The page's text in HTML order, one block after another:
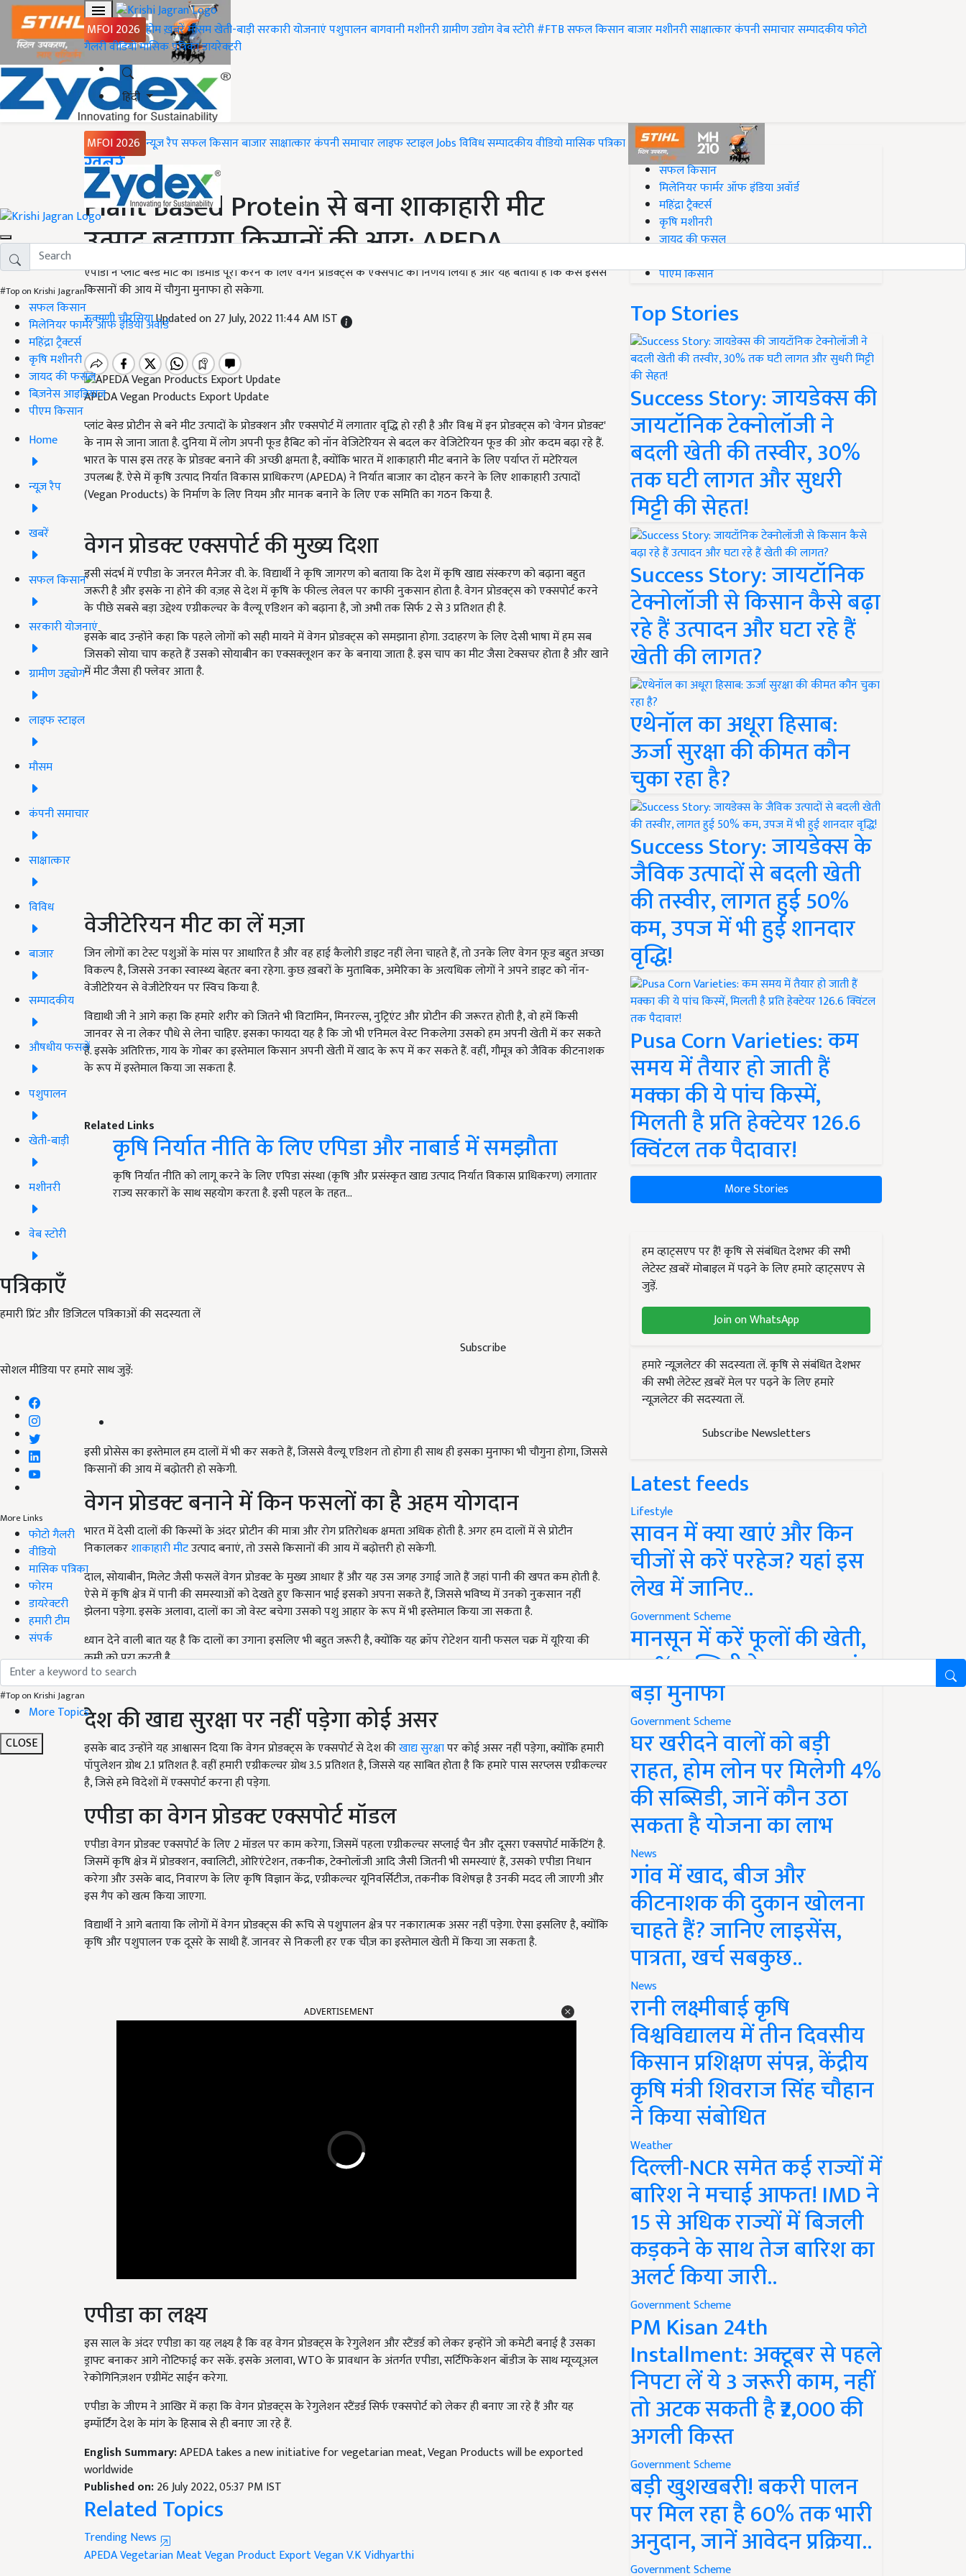
MFOI 2026 होमख़बरेंमौसमखेती-बाड़ीसरकारी योजनाएंपशुपालनबागवानीमशीनरीग्रामीण उद्योगवेब स्टोरी#FTBसफल किसानबाजारमशीनरीसाक्षात्कारकंपनी समाचारसम्पादकीयफोटो
गैलरीवीडियोमासिक पत्रिकाडायरेक्टरी
हिंदी
MFOI 2026 न्यूज़ रैपसफल किसानबाजारसाक्षात्कारकंपनी समाचारलाइफ स्टाइलJobsविविधसम्पादकीयवीडियोमासिक पत्रिका
#Top on Krishi Jagran
सफल किसान
मिलेनियर फार्मर ऑफ इंडिया अवॉर्ड
महिंद्रा ट्रैक्टर्स
कृषि मशीनरी
जायद की फसल
बिज़नेस आइडियाज
पीएम किसान
Home
न्यूज़ रैप
खबरें
सफल किसान
सरकारी योजनाएं
ग्रामीण उद्द्योग
लाइफ स्टाइल
मौसम
कंपनी समाचार
साक्षात्कार
विविध
बाजार
सम्पादकीय
औषधीय फसलें
पशुपालन
खेती-बाड़ी
मशीनरी
वेब स्टोरी
पत्रिकाएँ
हमारी प्रिंट और डिजिटल पत्रिकाओं की सदस्यता लें
Subscribe
सोशल मीडिया पर हमारे साथ जुड़ें:
More Links
फोटो गैलरी
वीडियो
मासिक पत्रिका
फोरम
डायरेक्टरी
हमारी टीम
संपर्क
#Top on Krishi Jagran
More Topics
CLOSE
Home
ख़बरें
Plant Based Protein से बना शाकाहारी मीट
उत्पाद बढ़ाएगा किसानों की आय: APEDA
एपीडा ने प्लांट बेस्ड मीट की डिमांड पूरी करने के लिए वेगन प्रोडक्ट्स के एक्सपोर्ट का निर्णय लिया है और यह बताया है कि कैसे इससे
किसानों की आय में चौगुना मुनाफा हो सकेगा.
रुक्मणी चौरसियाUpdated on 27 July, 2022 11:44 AM IST
APEDA Vegan Products Export Update
प्लांट बेस्ड प्रोटीन से बने मीट उत्पादों के प्रोडक्शन और एक्सपोर्ट में लगातार वृद्धि हो रही है और विश्व में इन प्रोडक्ट्स को 'वेगन प्रोडक्ट'
के नाम से जाना जाता है. दुनिया में लोग अपनी फूड हैबिट को नॉन वेजिटेरियन से बदल कर वेजिटेरियन फूड की ओर कदम बढ़ा रहे हैं.
भारत के पास इस तरह के प्रोडक्ट बनाने की अच्छी क्षमता है, क्योंकि भारत में शाकाहारी मीट बनाने के लिए पर्याप्त रॉ मटेरियल
उपलब्ध हैं. ऐसे में कृषि उत्पाद निर्यात विकास प्राधिकरण (APEDA) ने निर्यात बाजार का दोहन करने के लिए शाकाहारी उत्पादों
(Vegan Products) के निर्माण के लिए नियम और मानक बनाने के लिए एक समिति का गठन किया है.
वेगन प्रोडक्ट एक्सपोर्ट की मुख्य दिशा
इसी संदर्भ में एपीडा के जनरल मैनेजर वी. के. विद्यार्थी ने कृषि जागरण को बताया कि देश में कृषि खाद्य संस्करण को बढ़ाना बहुत
जरूरी है और इसके ना होने की वज़ह से देश में कृषि के फील्ड लेवल पर काफी नुकसान होता है. वेगन प्रोडक्ट्स को एक्सपोर्ट करने
के पीछे सबसे बड़ा उद्देश्य एग्रीकल्चर के वैल्यू एडिशन को बढ़ाना है, जो अभी तक सिर्फ 2 से 3 प्रतिशत ही है.
इसके बाद उन्होंने कहा कि पहले लोगों को सही मायने में वेगन प्रोडक्ट्स को समझाना होगा. उदाहरण के लिए देसी भाषा में हम सब
जिसको सोया चाप कहते हैं उसको सोयाबीन का एक्सक्लूशन कर के बनाया जाता है. इस चाप का मीट जैसा टेक्सचर होता है और खाने
में मीट जैसा ही फ्लेवर आता है.
वेजीटेरियन मीट का लें मज़ा
जिन लोगों का टेस्ट पशुओं के मांस पर आधारित है और वह हाई कैलोरी डाइट नहीं लेना चाहते हैं, तो उनके लिए वेगन फ़ूड बहुत अच्छा
विकल्प है, जिससे उनका स्वास्थ्य बेहतर बना रहेगा. कुछ ख़बरों के मुताबिक, अमेरिका के अत्यधिक लोगों ने अपने डाइट को नॉन-
वेजीटेरियन से वेजीटेरियन पर स्विच किया है.
विद्याथी जी ने आगे कहा कि हमारे शरीर को जितने भी विटामिन, मिनरल्स, नुट्रिएंट और प्रोटीन की जरूरत होती है, वो हमें किसी
जानवर से ना लेकर पौधे से लेना चाहिए. इसका फायदा यह है कि जो भी एनिमल वेस्ट निकलेगा उसको हम अपनी खेती में कर सकते
हैं. इसके अतिरिक्त, गाय के गोबर का इस्तेमाल किसान अपनी खेती में खाद के रूप में कर सकते हैं. वहीं, गौमूत्र को जैविक कीटनाशक
के रूप में इस्तेमाल किया जा सकता है.
Related Links
कृषि निर्यात नीति के लिए एपिडा और नाबार्ड में समझौता
कृषि निर्यात नीति को लागू करने के लिए एपिडा संस्था (कृषि और प्रसंस्कृत खाद्य उत्पाद निर्यात विकास प्राधिकरण) लगातार
राज्य सरकारों के साथ सहयोग करता है. इसी पहल के तहत…
इसी प्रोसेस का इस्तेमाल हम दालों में भी कर सकते हैं, जिससे वैल्यू एडिशन तो होगा ही साथ ही इसका मुनाफा भी चौगुना होगा, जिससे
किसानों की आय में बढ़ोतरी हो सकेगी.
वेगन प्रोडक्ट बनाने में किन फसलों का है अहम योगदान
भारत में देसी दालों की किस्मों के अंदर प्रोटीन की मात्रा और रोग प्रतिरोधक क्षमता अधिक होती है. अगर हम दालों में से प्रोटीन
निकालकरशाकाहारी मीटउत्पाद बनाएं, तो उससे किसानों की आय में बढ़ोत्तरी हो सकेगी.
दाल, सोयाबीन, मिलेट जैसी फसलें वेगन प्रोडक्ट के मुख्य आधार हैं और यह उस जगह उगाई जाते हैं जहां पानी की खपत कम होती है.
ऐसे में कृषि क्षेत्र में पानी की समस्याओं को देखते हुए किसान भाई इसको अपना सकते हैं, जिससे भविष्य में उनको नुकसान नहीं
झेलना पड़ेगा. इसके अलावा, दालों का जो वेस्ट बचेगा उसको पशु आहार के रूप में भी इस्तेमाल किया जा सकता है.
ध्यान देने वाली बात यह है कि दालों का उगाना इसलिए भी बहुत जरूरी है, क्योंकि यह क्रॉप रोटेशन यानी फसल चक्र में यूरिया की
कमी को पूरा करती है.
देश की खाद्य सुरक्षा पर नहीं पड़ेगा कोई असर
इसके बाद उन्होंने यह आश्वासन दिया कि वेगन प्रोडक्ट्स के एक्सपोर्ट से देश कीखाद्य सुरक्षापर कोई असर नहीं पड़ेगा, क्योंकि हमारी
पॉपुलेशन ग्रोथ 2.1 प्रतिशत है. वहीं हमारी एग्रीकल्चर ग्रोथ 3.5 प्रतिशत है, जिससे यह साबित होता है कि हमारे पास सरप्लस एग्रीकल्चर
है, जिसे हमे विदेशों में एक्सपोर्ट करना ही पड़ेगा.
एपीडा का वेगन प्रोडक्ट एक्सपोर्ट मॉडल
एपीडा वेगन प्रोडक्ट एक्सपोर्ट के लिए 2 मॉडल पर काम करेगा, जिसमें पहला एग्रीकल्चर सप्लाई चैन और दूसरा एक्सपोर्ट मार्केटिंग है.
जिसमें कृषि क्षेत्र में प्रोडक्शन, क्वालिटी, ओरिएंटेशन, तकनीक, टेक्नोलॉजी आदि जैसी जितनी भी समस्याएं हैं, उसको एपीडा निधान
करेगा और उसके बाद, निवारण के लिए कृषि विज्ञान केंद्र, एग्रीकल्चर यूनिवर्सिटीज, तकनीक विशेषज्ञ है उनकी मदद ली जाएगी और
इस गैप को खत्म किया जाएगा.
विद्यार्थी ने आगे बताया कि लोगों में वेगन प्रोडक्ट्स की रूचि से पशुपालन क्षेत्र पर नकारात्मक असर नहीं पड़ेगा. ऐसा इसलिए है, क्योंकि
कृषि और पशुपालन एक दूसरे के साथी हैं. जानवर से निकली हर एक चीज़ का इस्तेमाल खेती में किया जा सकता है.
एपीडा का लक्ष्य
इस साल के अंदर एपीडा का यह लक्ष्य है कि वह वेगन प्रोडक्ट्स के रेगुलेशन और स्टैंडर्ड को लेकर इन्होंने जो कमेटी बनाई है उसका
ड्राफ्ट बनाकर आगे नोटिफाई कर सकें. इसके अलावा, WTO के प्रावधान के अंतर्गत एपीडा, सर्टिफिकेशन बॉडीज के साथ म्यूच्यूअल
रेकोगिनिज़शन एग्रीमेंट साईन करेगा.
एपीडा के जीएम ने आखिर में कहा कि वेगन प्रोडक्ट्स के रेगुलेशन स्टैंडर्ड सिर्फ एक्सपोर्ट को लेकर ही बनाए जा रहे हैं और यह
इम्पॉर्टिंग देश के मांग के हिसाब से ही बनाए जा रहे हैं.
worldwide
Published on:
Related Topics
Trending News
APEDAVegetarian Meat
#Top on Krishi Jagran
सफल किसान
मिलेनियर फार्मर ऑफ इंडिया अवॉर्ड
महिंद्रा ट्रैक्टर्स
कृषि मशीनरी
जायद की फसल
पीएम किसान
Top Stories
Success Story: जायडेक्स की
जायटॉनिक टेक्नोलॉजी ने
बदली खेती की तस्वीर, 30%
तक घटी लागत और सुधरी
मिट्टी की सेहत!
Success Story: जायटॉनिक
टेक्नोलॉजी से किसान कैसे बढ़ा
रहे हैं उत्पादन और घटा रहे हैं
खेती की लागत?
एथेनॉल का अधूरा हिसाब:
ऊर्जा सुरक्षा की कीमत कौन
चुका रहा है?
Success Story: जायडेक्स के
जैविक उत्पादों से बदली खेती
की तस्वीर, लागत हुई 50%
कम, उपज में भी हुई शानदार
वृद्धि!
Pusa Corn Varieties: कम
समय में तैयार हो जाती हैं
मक्का की ये पांच किस्में,
मिलती है प्रति हेक्टेयर 126.6
क्विंटल तक पैदावार!
More Stories
हम व्हाट्सएप पर हैं! कृषि से संबंधित देशभर की सभी
लेटेस्ट ख़बरें मोबाइल में पढ़ने के लिए हमारे व्हाट्सएप से
जुड़ें.
Join on WhatsApp
हमारे न्यूज़लेटर की सदस्यता लें. कृषि से संबंधित देशभर
की सभी लेटेस्ट ख़बरें मेल पर पढ़ने के लिए हमारे
न्यूज़लेटर की सदस्यता लें.
Subscribe Newsletters
Latest feeds
Lifestyle
सावन में क्या खाएं और किन
चीजों से करें परहेज? यहां इस
लेख में जानिए..
Government Scheme
मानसून में करें फूलों की खेती,
50% सब्सिडी के साथ कमाएं
बड़ा मुनाफा
Government Scheme
घर खरीदने वालों को बड़ी
राहत, होम लोन पर मिलेगी 4%
की सब्सिडी, जानें कौन उठा
सकता है योजना का लाभ
News
गांव में खाद, बीज और
कीटनाशक की दुकान खोलना
चाहते हैं? जानिए लाइसेंस,
पात्रता, खर्च सबकुछ..
News
रानी लक्ष्मीबाई कृषि
विश्वविद्यालय में तीन दिवसीय
किसान प्रशिक्षण संपन्न, केंद्रीय
कृषि मंत्री शिवराज सिंह चौहान
ने किया संबोधित
Weather
दिल्ली-NCR समेत कई राज्यों में
बारिश ने मचाई आफत! IMD ने
15 से अधिक राज्यों में बिजली
कड़कने के साथ तेज बारिश का
अलर्ट किया जारी..
Government Scheme
PM Kisan 24th
Installment: अक्टूबर से पहले
निपटा लें ये 3 जरूरी काम, नहीं
तो अटक सकती है ₹2,000 की
अगली किस्त
Government Scheme
बड़ी खुशखबरी! बकरी पालन
पर मिल रहा है 60% तक भारी
अनुदान, जानें आवेदन प्रक्रिया..
Government Scheme